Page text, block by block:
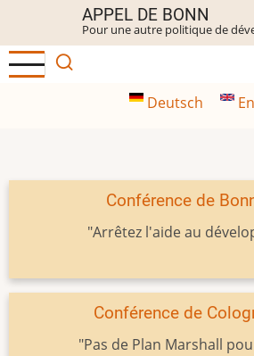
contenu
principal
APPEL DE BONN
Pour une autre politique de
Deutsch
Conférence de
"Arrêtez l'aide au
Conférence de
"Pas de Plan Marshall